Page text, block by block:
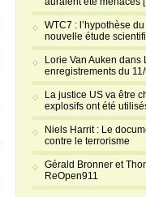
WTC7 : l’hypothèse
nouvelle étude
Lorie Van Auken dans
enregistrements du
La justice US va être
explosifs ont été
Niels Harrit : Le
contre le terrorisme
Gérald Bronner et
ReOpen911